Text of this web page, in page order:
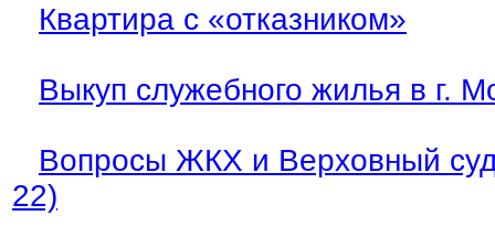
Квартира с «отказником»
Выкуп служебного жилья в г.
Вопросы ЖКХ и Верховный
22)